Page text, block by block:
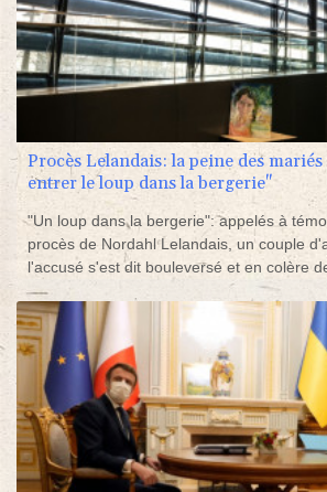
Procès Lelandais: la peine des
entrer le loup dans la bergerie"
"Un loup dans la bergerie": appelés à
procès de Nordahl Lelandais, un couple
l'accusé s'est dit bouleversé et en colère
mariage, où il a croisé la route de la petite